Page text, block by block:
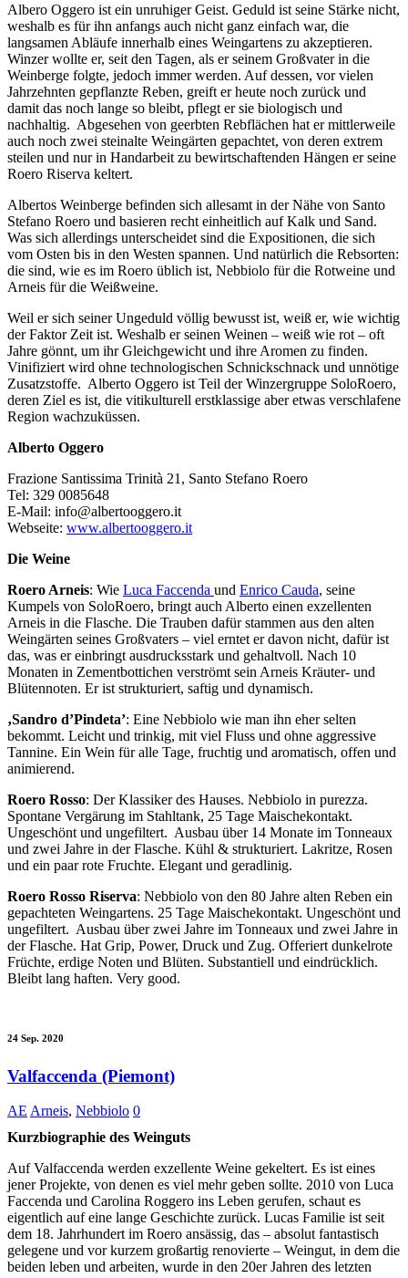
Albero Oggero ist ein unruhiger Geist. Geduld ist seine Stärke nicht,
weshalb es für ihn anfangs auch nicht ganz einfach war, die
langsamen Abläufe innerhalb eines Weingartens zu akzeptieren.
Winzer wollte er, seit den Tagen, als er seinem Großvater in die
Weinberge folgte, jedoch immer werden. Auf dessen, vor vielen
Jahrzehnten gepflanzte Reben, greift er heute noch zurück und
damit das noch lange so bleibt, pflegt er sie biologisch und
nachhaltig. Abgesehen von geerbten Rebflächen hat er mittlerweile
auch noch zwei steinalte Weingärten gepachtet, von deren extrem
steilen und nur in Handarbeit zu bewirtschaftenden Hängen er seine
Roero Riserva keltert.
Albertos Weinberge befinden sich allesamt in der Nähe von Santo
Stefano Roero und basieren recht einheitlich auf Kalk und Sand.
Was sich allerdings unterscheidet sind die Expositionen, die sich
vom Osten bis in den Westen spannen. Und natürlich die Rebsorten:
die sind, wie es im Roero üblich ist, Nebbiolo für die Rotweine und
Arneis für die Weißweine.
Weil er sich seiner Ungeduld völlig bewusst ist, weiß er, wie wichtig
der Faktor Zeit ist. Weshalb er seinen Weinen – weiß wie rot – oft
Jahre gönnt, um ihr Gleichgewicht und ihre Aromen zu finden.
Vinifiziert wird ohne technologischen Schnickschnack und unnötige
Zusatzstoffe. Alberto Oggero ist Teil der Winzergruppe SoloRoero,
deren Ziel es ist, die vitikulturell erstklassige aber etwas verschlafene
Region wachzuküssen.
Alberto Oggero
Frazione Santissima Trinità 21, Santo Stefano Roero
Tel: 329 0085648
E-Mail: info@albertooggero.it
Webseite: www.albertooggero.it
Die Weine
Roero Arneis: Wie Luca Faccenda und Enrico Cauda, seine
Kumpels von SoloRoero, bringt auch Alberto einen exzellenten
Arneis in die Flasche. Die Trauben dafür stammen aus den alten
Weingärten seines Großvaters – viel erntet er davon nicht, dafür ist
das, was er einbringt ausdrucksstark und gehaltvoll. Nach 10
Monaten in Zementbottichen verströmt sein Arneis Kräuter- und
Blütennoten. Er ist strukturiert, saftig und dynamisch.
‚Sandro d’Pindeta’: Eine Nebbiolo wie man ihn eher selten
bekommt. Leicht und trinkig, mit viel Fluss und ohne aggressive
Tannine. Ein Wein für alle Tage, fruchtig und aromatisch, offen und
animierend.
Roero Rosso: Der Klassiker des Hauses. Nebbiolo in purezza.
Spontane Vergärung im Stahltank, 25 Tage Maischekontakt.
Ungeschönt und ungefiltert. Ausbau über 14 Monate im Tonneaux
und zwei Jahre in der Flasche. Kühl & strukturiert. Lakritze, Rosen
und ein paar rote Fruchte. Elegant und geradlinig.
Roero Rosso Riserva: Nebbiolo von den 80 Jahre alten Reben ein
gepachteten Weingartens. 25 Tage Maischekontakt. Ungeschönt und
ungefiltert. Ausbau über zwei Jahre im Tonneaux und zwei Jahre in
der Flasche. Hat Grip, Power, Druck und Zug. Offeriert dunkelrote
Früchte, erdige Noten und Blüten. Substantiell und eindrücklich.
Bleibt lang haften. Very good.
24 Sep. 2020
Valfaccenda (Piemont)
AE Arneis, Nebbiolo 0
Kurzbiographie des Weinguts
Auf Valfaccenda werden exzellente Weine gekeltert. Es ist eines
jener Projekte, von denen es viel mehr geben sollte. 2010 von Luca
Faccenda und Carolina Roggero ins Leben gerufen, schaut es
eigentlich auf eine lange Geschichte zurück. Lucas Familie ist seit
dem 18. Jahrhundert im Roero ansässig, das – absolut fantastisch
gelegene und vor kurzem großartig renovierte – Weingut, in dem die
beiden leben und arbeiten, wurde in den 20er Jahren des letzten